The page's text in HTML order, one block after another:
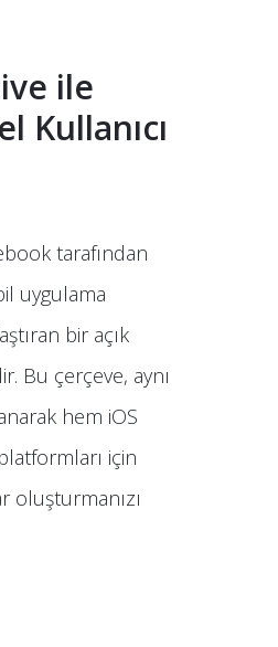
ile
Kullanıcı
tarafından
uygulama
bir açık
Bu çerçeve, aynı
hem iOS
için
oluşturmanızı